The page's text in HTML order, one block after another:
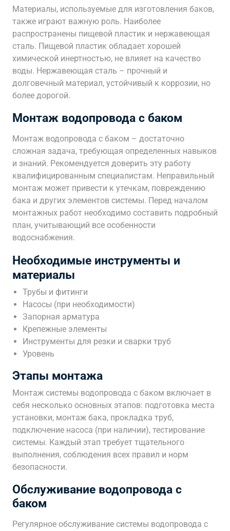
Материалы, используемые для изготовления баков,
также играют важную роль. Наиболее
распространены пищевой пластик и нержавеющая
сталь. Пищевой пластик обладает хорошей
химической инертностью, не влияет на качество
воды. Нержавеющая сталь – прочный и
долговечный материал, устойчивый к коррозии, но
более дорогой.
Монтаж водопровода с баком
Монтаж водопровода с баком – достаточно
сложная задача, требующая определенных навыков
и знаний. Рекомендуется доверить эту работу
квалифицированным специалистам. Неправильный
монтаж может привести к утечкам, повреждению
бака и других элементов системы. Перед началом
монтажных работ необходимо составить подробный
план, учитывающий все особенности
водоснабжения.
Необходимые инструменты и
материалы
Трубы и фитинги
Насосы (при необходимости)
Запорная арматура
Крепежные элементы
Инструменты для резки и сварки труб
Уровень
Этапы монтажа
Монтаж системы водопровода с баком включает в
себя несколько основных этапов: подготовка места
установки, монтаж бака, прокладка труб,
подключение насоса (при наличии), тестирование
системы. Каждый этап требует тщательного
выполнения, соблюдения всех правил и норм
безопасности.
Обслуживание водопровода с
баком
Регулярное обслуживание системы водопровода с